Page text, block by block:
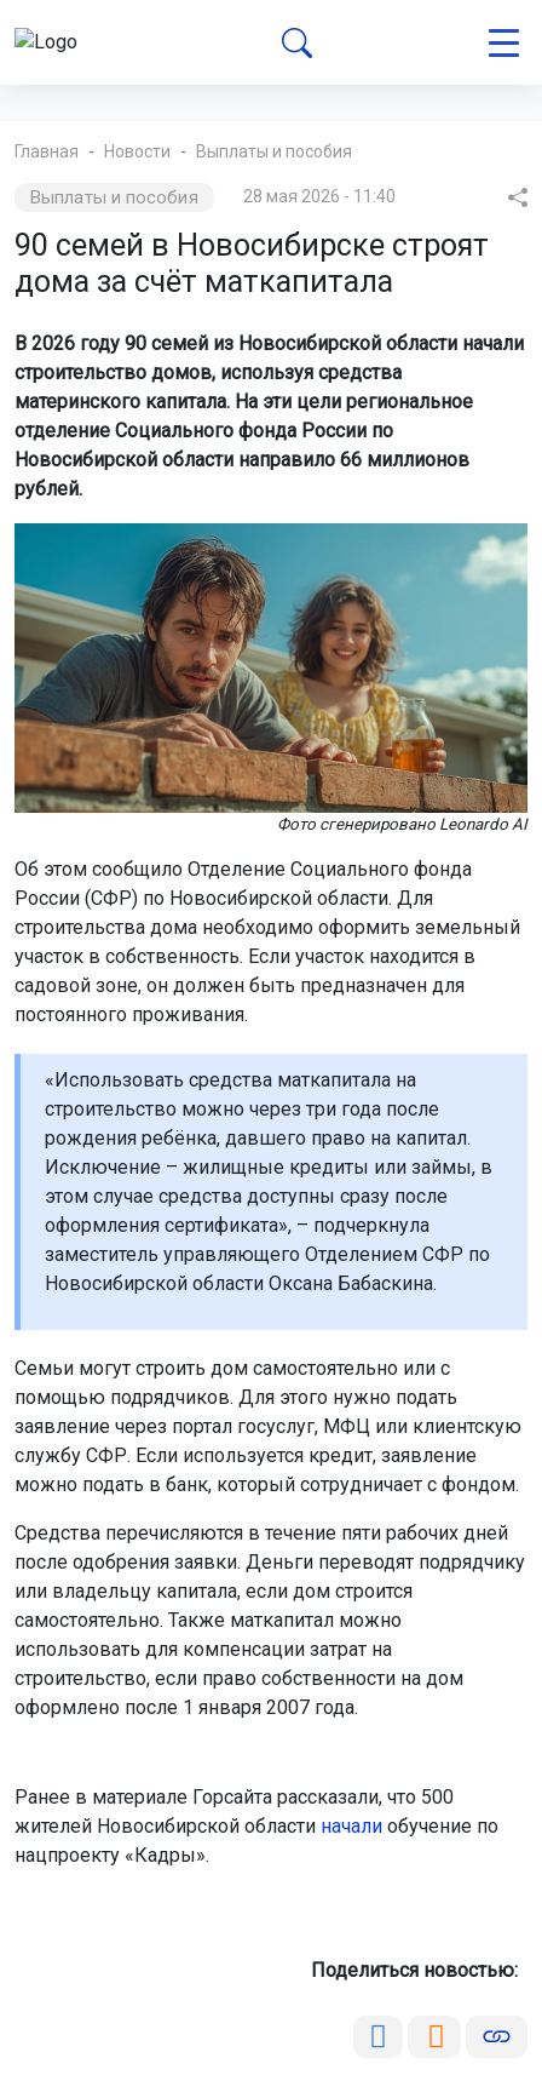
Главная Новости Выплаты и пособия
Выплаты и пособия 28 мая 2026 - 11:40
90 семей в Новосибирске строят
дома за счёт маткапитала
В 2026 году 90 семей из Новосибирской области начали
строительство домов, используя средства
материнского капитала. На эти цели региональное
отделение Социального фонда России по
Новосибирской области направило 66 миллионов
рублей.
Фото сгенерировано Leonardo AI
Об этом сообщило Отделение Социального фонда
России (СФР) по Новосибирской области. Для
строительства дома необходимо оформить земельный
участок в собственность. Если участок находится в
садовой зоне, он должен быть предназначен для
постоянного проживания.
«Использовать средства маткапитала на
строительство можно через три года после
рождения ребёнка, давшего право на капитал.
Исключение – жилищные кредиты или займы, в
этом случае средства доступны сразу после
оформления сертификата», – подчеркнула
заместитель управляющего Отделением СФР по
Новосибирской области Оксана Бабаскина.
Семьи могут строить дом самостоятельно или с
помощью подрядчиков. Для этого нужно подать
заявление через портал госуслуг, МФЦ или клиентскую
службу СФР. Если используется кредит, заявление
можно подать в банк, который сотрудничает с фондом.
Средства перечисляются в течение пяти рабочих дней
после одобрения заявки. Деньги переводят подрядчику
или владельцу капитала, если дом строится
самостоятельно. Также маткапитал можно
использовать для компенсации затрат на
строительство, если право собственности на дом
оформлено после 1 января 2007 года.
Ранее в материале Горсайта рассказали, что 500
жителей Новосибирской области начали обучение по
нацпроекту «Кадры».
Поделиться новостью: